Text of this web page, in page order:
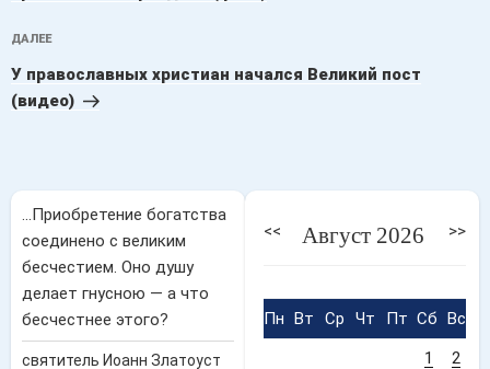
Следующая
запись
ДАЛЕЕ
У православных христиан начался Великий пост
(видео)
...Приобретение богатства
соединено с великим
бесчестием. Оно душу
делает гнусною — а что
бесчестнее этого?
святитель Иоанн Златоуст
<< Август 2026 >>
Пн Вт Ср Чт Пт Сб
Вс
1
2